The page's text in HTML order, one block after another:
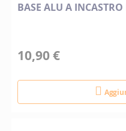
BASE ALU A
10,90 €